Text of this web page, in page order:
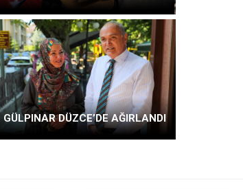
GÜLPINAR DÜZCE’DE AĞIRLANDI